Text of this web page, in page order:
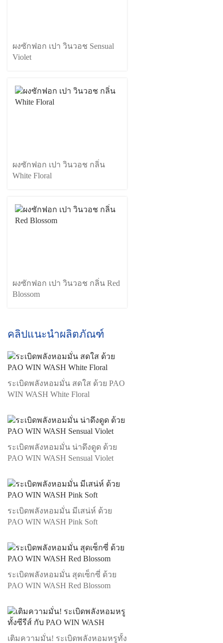
ผงซักฟอก เปา วินวอช Sensual
Violet
ผงซักฟอก เปา วินวอช กลิ่น
White Floral
ผงซักฟอก เปา วินวอช กลิ่น Red
Blossom
คลิปแนะนำผลิตภัณฑ์
ระเบิดพลังหอมมั่น สดใส ด้วย PAO
WIN WASH White Floral
ระเบิดพลังหอมมั่น น่าดึงดูด ด้วย
PAO WIN WASH Sensual Violet
ระเบิดพลังหอมมั่น มีเสน่ห์ ด้วย
PAO WIN WASH Pink Soft
ระเบิดพลังหอมมั่น สุดเซ็กซี่ ด้วย
PAO WIN WASH Red Blossom
เติมความมั่น! ระเบิดพลังหอมหรูทั้ง